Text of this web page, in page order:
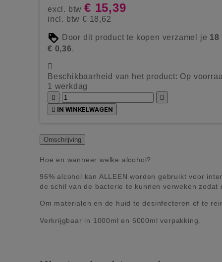
excl. btw € 15,39
incl. btw € 18,62
Door dit product te kopen verzamel je 18
€ 0,36.

Beschikbaarheid van het product: Op
1 werkdag


 IN WINKELWAGEN
Omschrijving
Hoe en wanneer welke alcohol?
96% alcohol kan ALLEEN worden gebruikt voor
de schil van de bacterie te kunnen verweken zodat
Om materialen en de huid te desinfecteren of te
Verkrijgbaar in 1000ml en 5000ml verpakking.